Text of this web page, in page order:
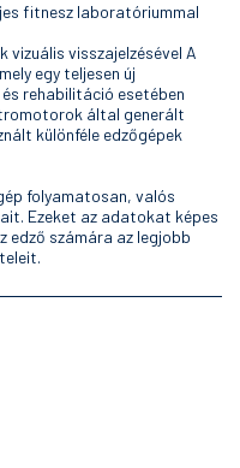
fitnesz laboratóriummal
visszajelzésével A
egy teljesen új
rehabilitáció esetében
által generált
különféle edzőgépek
folyamatosan, valós
Ezeket az adatokat képes
edző számára az legjobb